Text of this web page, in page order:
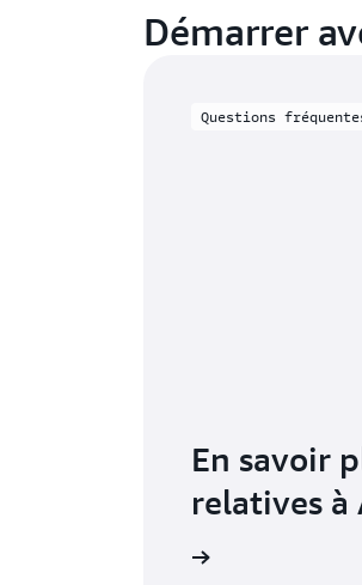
Démarrer
Questions
En savoir
relatives à